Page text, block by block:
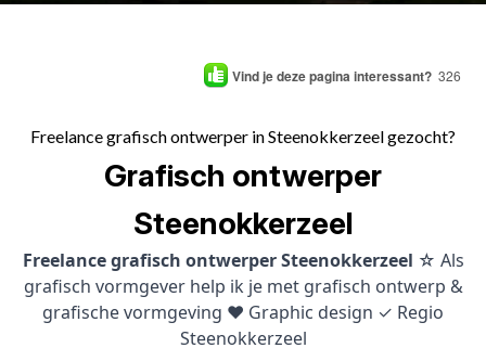
Vind je deze pagina interessant? 326
Freelance grafisch ontwerper in Steenokkerzeel gezocht?
Grafisch ontwerper
Steenokkerzeel
Freelance grafisch ontwerper Steenokkerzeel ☆ Als
grafisch vormgever help ik je met grafisch ontwerp &
grafische vormgeving ♥ Graphic design ✓ Regio
Steenokkerzeel